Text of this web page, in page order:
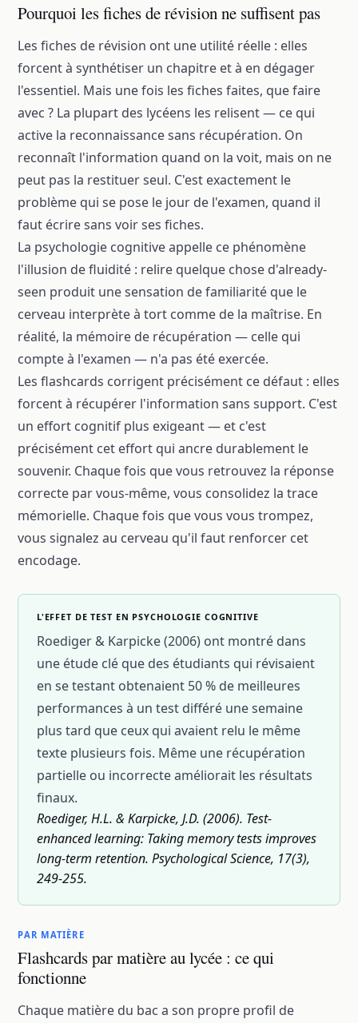
Pourquoi les fiches de révision ne suffisent pas
Les fiches de révision ont une utilité réelle : elles
forcent à synthétiser un chapitre et à en dégager
l'essentiel. Mais une fois les fiches faites, que faire
avec ? La plupart des lycéens les relisent — ce qui
active la reconnaissance sans récupération. On
reconnaît l'information quand on la voit, mais on ne
peut pas la restituer seul. C'est exactement le
problème qui se pose le jour de l'examen, quand il
faut écrire sans voir ses fiches.
La psychologie cognitive appelle ce phénomène
l'illusion de fluidité : relire quelque chose d'already-
seen produit une sensation de familiarité que le
cerveau interprète à tort comme de la maîtrise. En
réalité, la mémoire de récupération — celle qui
compte à l'examen — n'a pas été exercée.
Les flashcards corrigent précisément ce défaut : elles
forcent à récupérer l'information sans support. C'est
un effort cognitif plus exigeant — et c'est
précisément cet effort qui ancre durablement le
souvenir. Chaque fois que vous retrouvez la réponse
correcte par vous-même, vous consolidez la trace
mémorielle. Chaque fois que vous vous trompez,
vous signalez au cerveau qu'il faut renforcer cet
encodage.
L'EFFET DE TEST EN PSYCHOLOGIE COGNITIVE
Roediger & Karpicke (2006) ont montré dans
une étude clé que des étudiants qui révisaient
en se testant obtenaient 50 % de meilleures
performances à un test différé une semaine
plus tard que ceux qui avaient relu le même
texte plusieurs fois. Même une récupération
partielle ou incorrecte améliorait les résultats
finaux.
Roediger, H.L. & Karpicke, J.D. (2006). Test-
enhanced learning: Taking memory tests improves
long-term retention. Psychological Science, 17(3),
249-255.
PAR MATIÈRE
Flashcards par matière au lycée : ce qui
fonctionne
Chaque matière du bac a son propre profil de